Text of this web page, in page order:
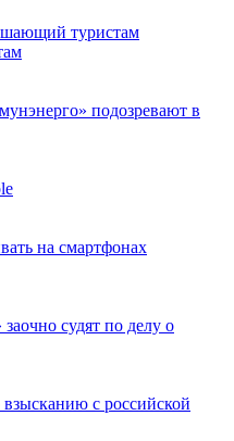
туристам
подозревают в
на смартфонах
судят по делу о
с российской